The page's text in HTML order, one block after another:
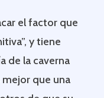
el factor que
y tiene
de la caverna
que una